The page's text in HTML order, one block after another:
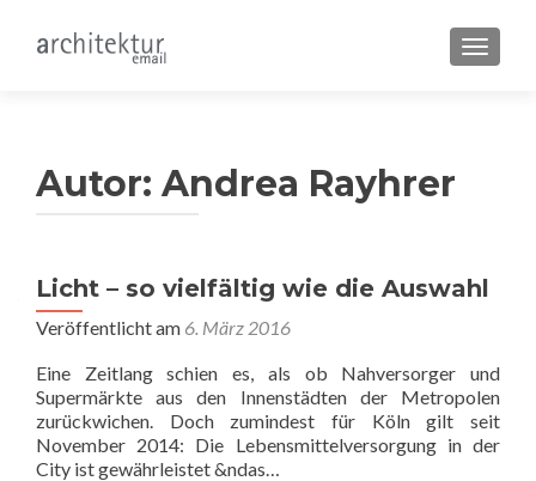
Autor: Andrea Rayhrer
Licht – so vielfältig wie die Auswahl
Veröffentlicht am 6. März 2016
Eine Zeitlang schien es, als ob Nahversorger und
Supermärkte aus den Innenstädten der Metropolen
zurückwichen. Doch zumindest für Köln gilt seit
November 2014: Die Lebensmittelversorgung in der
City ist gewährleistet &ndas…